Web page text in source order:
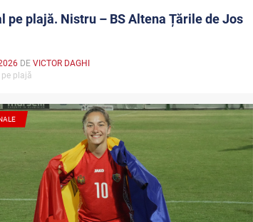
pe plajă. Nistru – BS Altena Țările de Jos
DE VICTOR DAGHI
plajă